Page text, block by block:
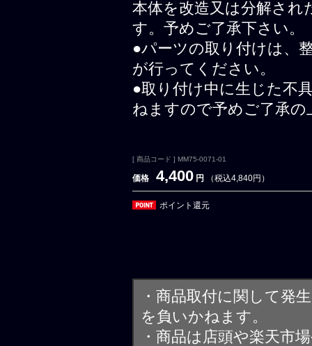
本体を改造又は分解され
す。予めご了承下さい。
●パーツの取り付けは、
が行ってください。
●取り付け中に生じた不
ねますので予めご了承
[ 商品コード ] MM75-0071-01
価格 4,400 円 （税込4,840円）
ポイント還元
・商品取付に関して発
を負いかねます。
・商品は店頭や楽天市